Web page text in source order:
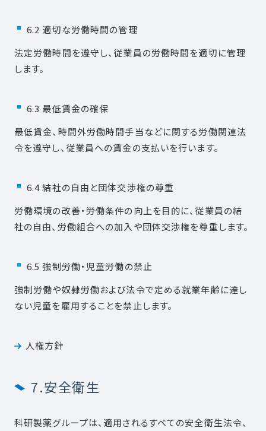
6.2 適切な労働時間の管理
法定労働時間を遵守し、従業員の労働時間を適切に管理
します。
6.3 最低賃金の確保
最低賃金、時間外労働時間手当などに関する労働関連法
令を遵守し、従業員への賃金の支払いを行います。
6.4 結社の自由と団体交渉権の尊重
労働環境の改善・労働条件の向上を目的に、従業員の結
社の自由、労働組合への加入や団体交渉権を尊重します。
6.5 強制労働・児童労働の禁止
強制労働や奴隷労働および法令で定める就業年齢に達し
ない児童を雇用することを禁止します。
人権方針
7.安全衛生
科研製薬グループは、適用されるすべての安全衛生法令、